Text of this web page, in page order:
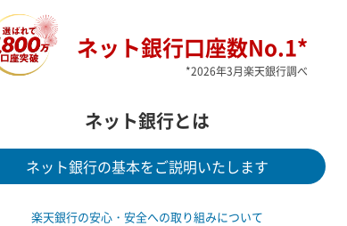
ネット銀行口座数No.1*
*2026年3月楽天銀行調べ
ネット銀行とは
ネット銀行の基本をご説明いたします
楽天銀行の安心・安全への取り組みについて